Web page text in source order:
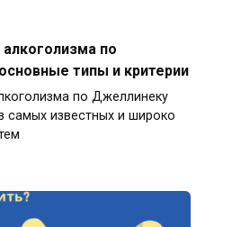
по
типы и критерии
по Джеллинеку
самых известных и широко